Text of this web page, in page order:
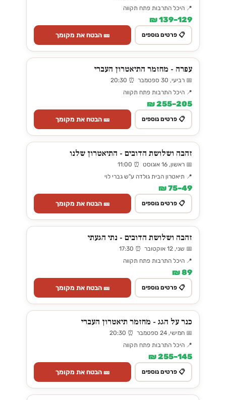
📍 היכל התרבות פתח תקווה
129–139 ₪
📋 פרטים נוספים 🎫 הבטח את מקומך
עפרה - מחזמר התיאטרון העברי
📅 רביעי, 30 ספטמבר ⏰ 20:30
📍 היכל התרבות פתח תקווה
205–255 ₪
📋 פרטים נוספים 🎫 הבטח את מקומך
זהבה ושלושת הדובים - התיאטרון שלנו
📅 ראשון, 16 אוגוסט ⏰ 11:00
📍 תיאטרון הבית גולדה ע"ש גברי לוי
49–75 ₪
📋 פרטים נוספים 🎫 הבטח את מקומך
זהבה ושלושת הדובים - נתי הגעתי
📅 שני, 12 אוקטובר ⏰ 17:30
📍 היכל התרבות פתח תקווה
89 ₪
📋 פרטים נוספים 🎫 הבטח את מקומך
כנר על הגג - מחזמר תיאטרון העברי
📅 חמישי, 24 ספטמבר ⏰ 20:30
📍 היכל התרבות פתח תקווה
145–255 ₪
📋 פרטים נוספים 🎫 הבטח את מקומך